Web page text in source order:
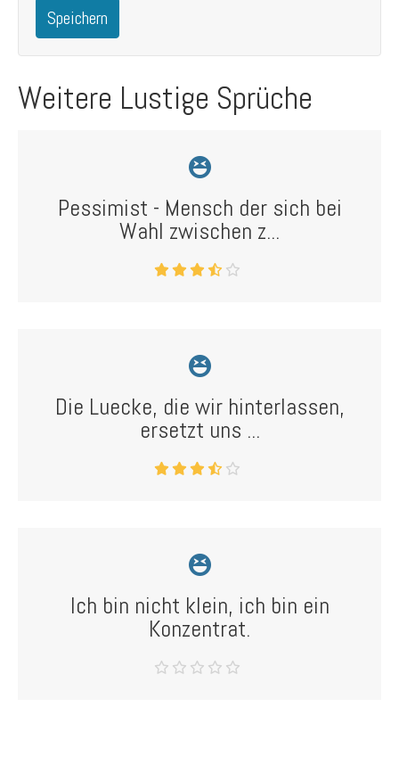
Speichern
Weitere Lustige Sprüche
Pessimist - Mensch der sich bei
Wahl zwischen z...
Die Luecke, die wir hinterlassen,
ersetzt uns ...
Ich bin nicht klein, ich bin ein
Konzentrat.